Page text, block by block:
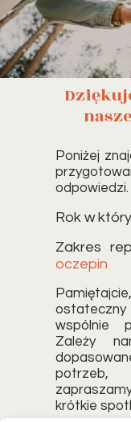
Poniżej
odpowiedzi.
Rok w
Zakres
oczepin
wspólnie
Zależy
krótkie